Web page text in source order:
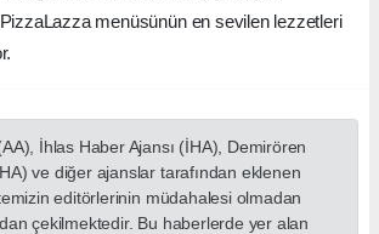
menüsünün en sevilen lezzetleri
İhlas Haber Ajansı (İHA), Demirören
ve diğer ajanslar tarafından eklenen
editörlerinin müdahalesi olmadan
çekilmektedir. Bu haberlerde yer alan